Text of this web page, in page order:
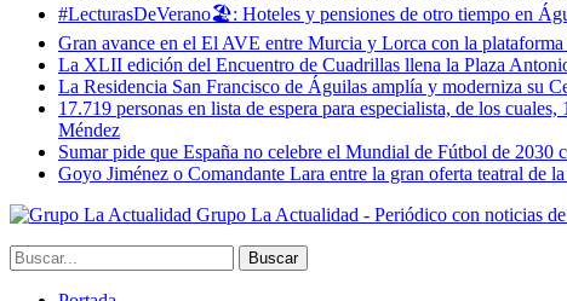
#LecturasDeVerano🏖: Hoteles y pensiones de otro tiempo en
Gran avance en el El AVE entre Murcia y Lorca con la plataforma
La XLII edición del Encuentro de Cuadrillas llena la Plaza
La Residencia San Francisco de Águilas amplía y moderniza su
17.719 personas en lista de espera para especialista, de los
Méndez
Sumar pide que España no celebre el Mundial de Fútbol de 2030
Goyo Jiménez o Comandante Lara entre la gran oferta teatral de
Grupo La Actualidad - Periódico con noticias